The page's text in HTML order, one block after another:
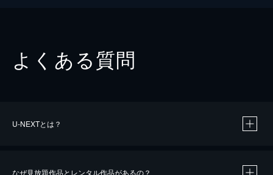
よくある質問
U-NEXTとは？
なぜ見放題作品とレンタル作品があるの？